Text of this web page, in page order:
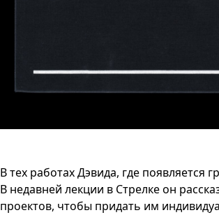
В тех работах Дэвида, где появляется
В недавней лекции в Стрелке он
проектов, чтобы придать им